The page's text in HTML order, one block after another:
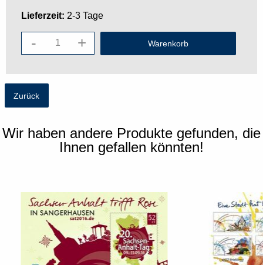
Lieferzeit: 2-3 Tage
- +
Zurück
Wir haben andere Produkte gefunden, die
Ihnen gefallen könnten!